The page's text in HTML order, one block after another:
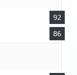
92
86